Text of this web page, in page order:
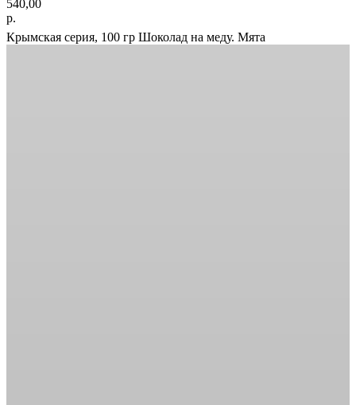
540,00
р.
Крымская серия, 100 гр Шоколад на меду. Мята